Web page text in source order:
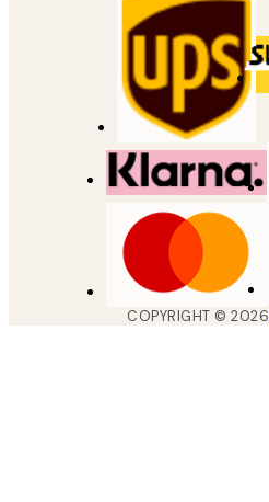
COPYRIGHT ©2026